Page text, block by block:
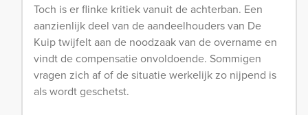
Toch is er flinke kritiek vanuit de achterban. Een
aanzienlijk deel van de aandeelhouders van De
Kuip twijfelt aan de noodzaak van de overname en
vindt de compensatie onvoldoende. Sommigen
vragen zich af of de situatie werkelijk zo nijpend is
als wordt geschetst.